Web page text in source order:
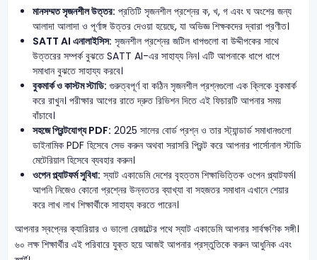
মানসম্মত সৃজনশীল উত্তর: প্রতিটি সৃজনশীল প্রশ্নের ক, খ, গ এবং ঘ অংশের জন্য
আলাদা আলাদা ও পূর্ণাঙ্গ উত্তর দেওয়া হয়েছে, যা অভিজ্ঞ শিক্ষকদের দ্বারা প্রণীত।
SATT AI এনালাইসিস: সৃজনশীল প্রশ্নের জটিল ধাপগুলো বা উদ্দীপকের সাথে
উত্তরের সম্পর্ক বুঝতে SATT AI-এর সাহায্য নিন। এটি আপনাকে ধাপে ধাপে
সমাধান বুঝতে সাহায্য করবে।
বুকমার্ক ও কাস্টম স্টাডি: গুরুত্বপূর্ণ বা কঠিন সৃজনশীল প্রশ্নগুলো এক ক্লিকে বুকমার্ক
করে রাখুন। পরীক্ষার আগের রাতে দ্রুত রিভিশন দিতে এই ফিচারটি আপনার সময়
বাঁচাবে।
সহজে প্রিন্টযোগ্য PDF: 2025 সালের বোর্ড প্রশ্ন ও তার স্ট্যান্ডার্ড সমাধানগুলো
ডাইনামিক PDF হিসেবে সেভ করুন অথবা সরাসরি প্রিন্ট করে আপনার পার্সোনাল স্টাডি
মেটেরিয়াল হিসেবে ব্যবহার করুন।
ওপেন প্ল্যাটফর্ম সুবিধা: স্যাট একাডেমি দেশের বৃহত্তম শিক্ষাভিত্তিক ওপেন প্ল্যাটফর্ম।
আপনি নিজেও কোনো প্রশ্নের উন্নততর ব্যাখ্যা বা সহজতর সমাধান এখানে শেয়ার
করে লাখ লাখ শিক্ষার্থীকে সাহায্য করতে পারেন।
আপনার স্বপ্নের ক্যারিয়ার ও ভালো রেজাল্টের পথে স্যাট একাডেমি আপনার সার্বক্ষণিক সঙ্গী।
৬০ লক্ষ শিক্ষার্থীর এই পরিবারে যুক্ত হয়ে আজই আপনার প্রস্তুতিকে করুন আধুনিক এবং